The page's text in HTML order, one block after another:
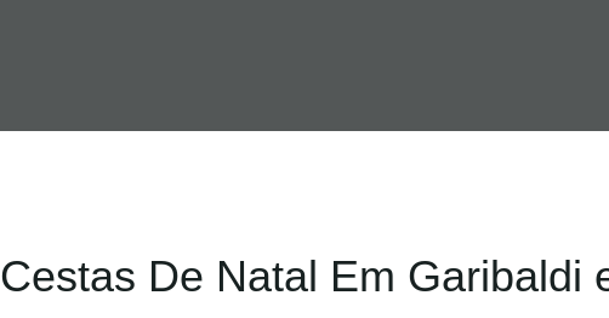
Cestas De Natal Em Garibaldi